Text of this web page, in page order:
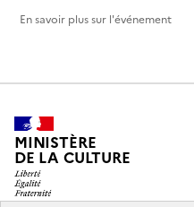
En savoir plus sur l'événement
MINISTÈRE
DE LA CULTURE